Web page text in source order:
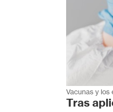
Vacunas y los
Tras